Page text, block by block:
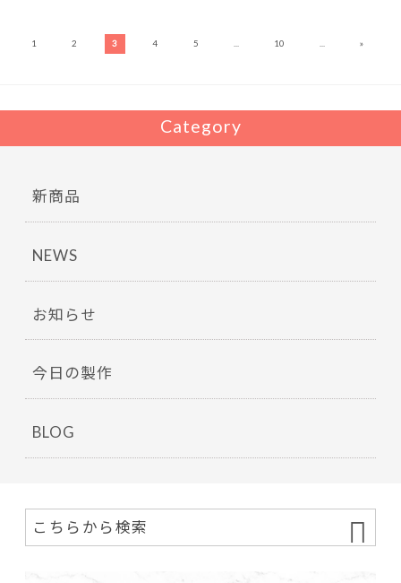
1 2 3 4 5 ... 10 ... »
Category
新商品
NEWS
お知らせ
今日の製作
BLOG